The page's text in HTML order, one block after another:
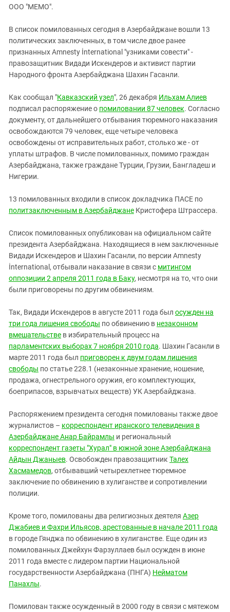
ИНАКОМЫСЛИЕ В ЧЕЧНЕ
ПРЕСЛЕДОВАНИЕ АКТИВИСТОВ
МОБИЛИЗАЦИЯ И ПРОТЕСТЫ
Дагестан
Кабардино-Балкария
Калмыкия
Карачаево-Черкесия
Российская Федерация
Ростовская область
Северная Осетия - Алания
СКФО
Чечня
Южная Осетия
Южный Кавказ
ЮФО
ООО "МЕМО".
В список помилованных сегодня в Азербайджане вошли 13
политических заключенных, в том числе двое ранее
признанных Amnesty İnternational "узниками совести" -
правозащитник Видади Искендеров и активист партии
Народного фронта Азербайджана Шахин Гасанли.
Как сообщал "Кавказский узел", 26 декабря Ильхам Алиев
подписал распоряжение о помиловании 87 человек. Согласно
документу, от дальнейшего отбывания тюремного наказания
освобождаются 79 человек, еще четыре человека
освобождены от исправительных работ, столько же - от
уплаты штрафов. В числе помилованных, помимо граждан
Азербайджана, также граждане Турции, Грузии, Бангладеш и
Нигерии.
13 помилованных входили в список докладчика ПАСЕ по
политзаключенным в Азербайджане Кристофера Штрассера.
Список помилованных опубликован на официальном сайте
президента Азербайджана. Находящиеся в нем заключенные
Видади Искендеров и Шахин Гасанли, по версии Amnesty
İnternational, отбывали наказание в связи с митингом
оппозиции 2 апреля 2011 года в Баку, несмотря на то, что они
были приговорены по другим обвинениям.
Так, Видади Искендеров в августе 2011 года был осужден на
три года лишения свободы по обвинению в незаконном
вмешательстве в избирательный процесс на
парламентских выборах 7 ноября 2010 года. Шахин Гасанли в
марте 2011 года был приговорен к двум годам лишения
свободы по статье 228.1 (незаконные хранение, ношение,
продажа, огнестрельного оружия, его комплектующих,
боеприпасов, взрывчатых веществ) УК Азербайджана.
Распоряжением президента сегодня помилованы также двое
журналистов – корреспондент иранского телевидения в
Азербайджане Анар Байрамлы и региональный
корреспондент газеты "Хурал" в южной зоне Азербайджана
Айдын Джаныев. Освобожден правозащитник Талех
Хасмамедов, отбывавший четырехлетнее тюремное
заключение по обвинению в хулиганстве и сопротивлении
полиции.
Кроме того, помилованы два религиозных деятеля Азер
Джабиев и Фахри Ильясов, арестованные в начале 2011 года
в городе Гянджа по обвинению в хулиганстве. Еще один из
помилованных Джейхун Фарзуллаев был осужден в июне
2011 года вместе с лидером партии Национальной
государственности Азербайджана (ПНГА) Нейматом
Панахлы.
Помилован также осужденный в 2000 году в связи с мятежом